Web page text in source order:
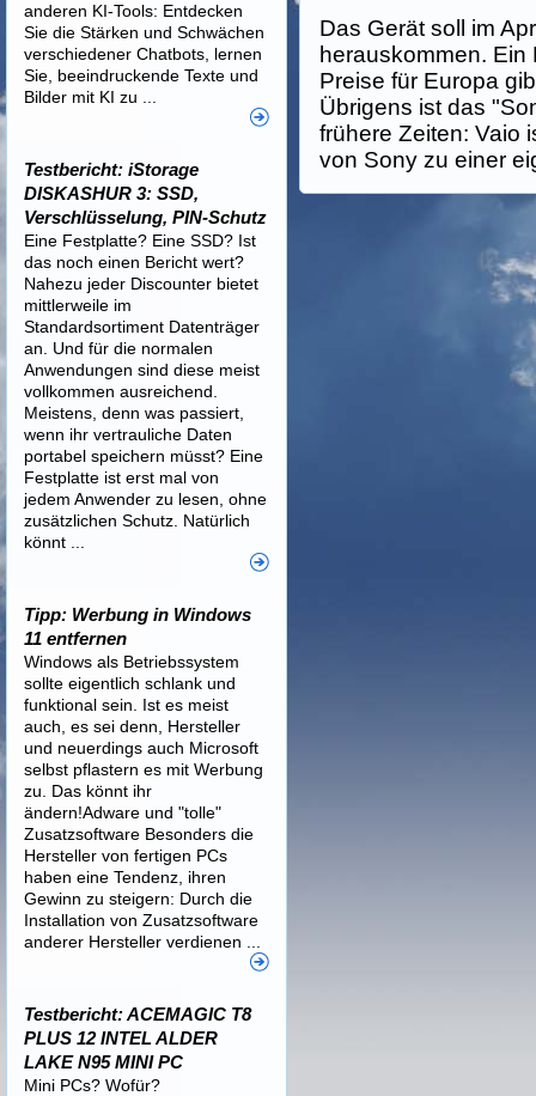
Das Gerät soll im
herauskommen.
Preise für Europa
Übrigens ist das
frühere Zeiten: Vaio
von Sony zu einer
anderen KI-Tools: Entdecken
Sie die Stärken und Schwächen
verschiedener Chatbots, lernen
Sie, beeindruckende Texte und
Bilder mit KI zu ...
Testbericht: iStorage
DISKASHUR 3: SSD,
Verschlüsselung, PIN-Schutz
Eine Festplatte? Eine SSD? Ist
das noch einen Bericht wert?
Nahezu jeder Discounter bietet
mittlerweile im
Standardsortiment Datenträger
an. Und für die normalen
Anwendungen sind diese meist
vollkommen ausreichend.
Meistens, denn was passiert,
wenn ihr vertrauliche Daten
portabel speichern müsst? Eine
Festplatte ist erst mal von
jedem Anwender zu lesen, ohne
zusätzlichen Schutz. Natürlich
könnt ...
Tipp: Werbung in Windows
11 entfernen
Windows als Betriebssystem
sollte eigentlich schlank und
funktional sein. Ist es meist
auch, es sei denn, Hersteller
und neuerdings auch Microsoft
selbst pflastern es mit Werbung
zu. Das könnt ihr
ändern!Adware und "tolle"
Zusatzsoftware Besonders die
Hersteller von fertigen PCs
haben eine Tendenz, ihren
Gewinn zu steigern: Durch die
Installation von Zusatzsoftware
anderer Hersteller verdienen ...
Testbericht: ACEMAGIC T8
PLUS 12 INTEL ALDER
LAKE N95 MINI PC
Mini PCs? Wofür?